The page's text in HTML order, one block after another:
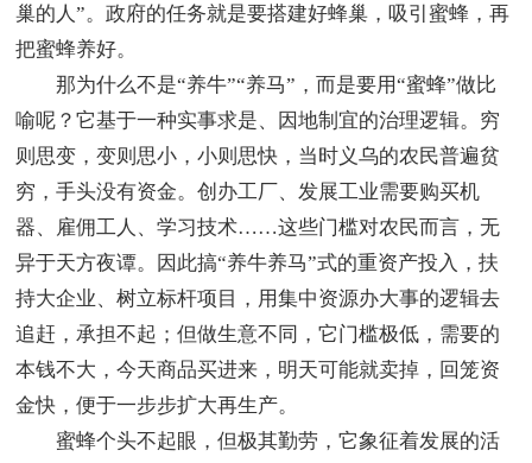
巢的人”。政府的任务就是要搭建好蜂巢，吸引蜜蜂，再
把蜜蜂养好。
那为什么不是“养牛”“养马”，而是要用“蜜蜂”做比
喻呢？它基于一种实事求是、因地制宜的治理逻辑。穷
则思变，变则思小，小则思快，当时义乌的农民普遍贫
穷，手头没有资金。创办工厂、发展工业需要购买机
器、雇佣工人、学习技术……这些门槛对农民而言，无
异于天方夜谭。因此搞“养牛养马”式的重资产投入，扶
持大企业、树立标杆项目，用集中资源办大事的逻辑去
追赶，承担不起；但做生意不同，它门槛极低，需要的
本钱不大，今天商品买进来，明天可能就卖掉，回笼资
金快，便于一步步扩大再生产。
蜜蜂个头不起眼，但极其勤劳，它象征着发展的活